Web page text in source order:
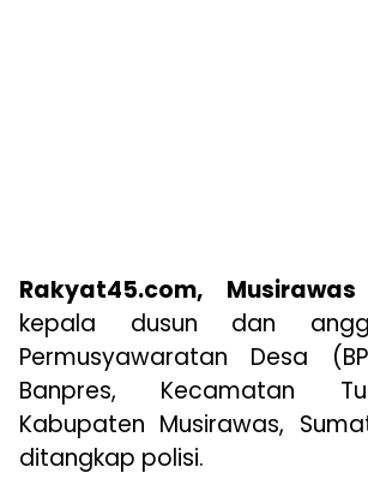
Rakyat45.com, Musirawas
kepala dusun dan
Permusyawaratan Desa
Banpres, Kecamatan
Kabupaten Musirawas,
ditangkap polisi.